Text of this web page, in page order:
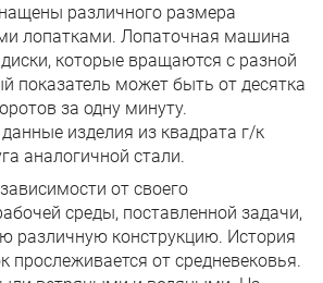
различного размера
лопатками. Лопаточная машина
которые вращаются с разной
показатель может быть от десятка
за одну минуту.
изделия из квадрата г/к
аналогичной стали.
от своего
среды, поставленной задачи,
различную конструкцию. История
прослеживается от средневековья.